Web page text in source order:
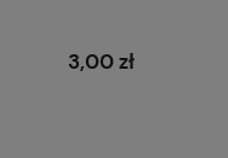
3,00 zł